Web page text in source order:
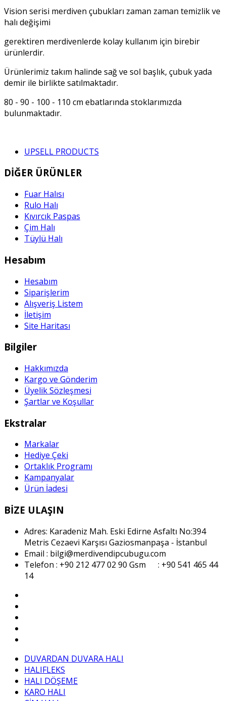
Vision serisi merdiven çubukları zaman zaman temizlik ve
halı değişimi
gerektiren merdivenlerde kolay kullanım için birebir
ürünlerdir.
Ürünlerimiz takım halinde sağ ve sol başlık, çubuk yada
demir ile birlikte satılmaktadır.
80 - 90 - 100 - 110 cm ebatlarında stoklarımızda
bulunmaktadır.
UPSELL PRODUCTS
DİĞER ÜRÜNLER
Fuar Halısı
Rulo Halı
Kıvırcık Paspas
Çim Halı
Tüylü Halı
Hesabım
Hesabım
Siparişlerim
Alışveriş Listem
İletişim
Site Haritası
Bilgiler
Hakkımızda
Kargo ve Gönderim
Üyelik Sözleşmesi
Şartlar ve Koşullar
Ekstralar
Markalar
Hediye Çeki
Ortaklık Programı
Kampanyalar
Ürün İadesi
BİZE ULAŞIN
Adres: Karadeniz Mah. Eski Edirne Asfaltı No:394
Metris Cezaevi Karşısı Gaziosmanpaşa - İstanbul
Email : bilgi@merdivendipcubugu.com
Telefon : +90 212 477 02 90 Gsm : +90 541 465 44
14
DUVARDAN DUVARA HALI
HALIFLEKS
HALI DÖŞEME
KARO HALI